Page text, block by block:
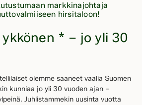
markkinajohtaja
hirsitaloon!
ykkönen * – jo yli 30
olemme saaneet vaalia Suomen
kunniaa jo yli 30 vuoden ajan –
Juhlistammekin uusinta vuotta